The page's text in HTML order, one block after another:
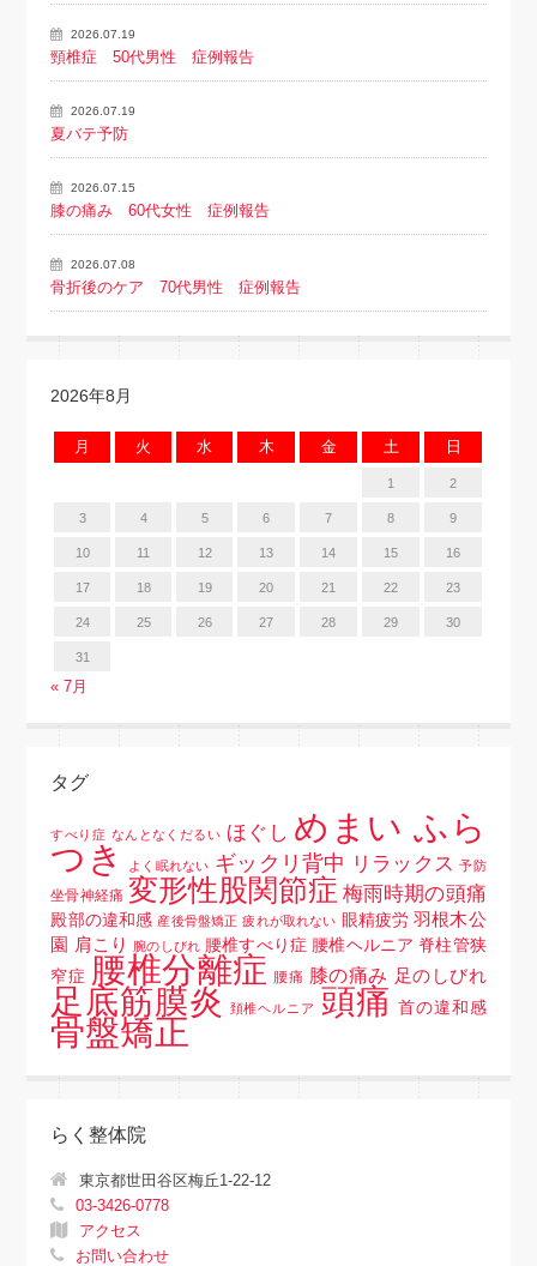
2026.07.19
頸椎症 50代男性 症例報告
2026.07.19
夏バテ予防
2026.07.15
膝の痛み 60代女性 症例報告
2026.07.08
骨折後のケア 70代男性 症例報告
2026年8月
月 火 水 木 金 土 日
1 2
3 4 5 6 7 8 9
10 11 12 13 14 15 16
17 18 19 20 21 22 23
24 25 26 27 28 29 30
31
« 7月
タグ
すべり症 なんとなくだるい ほぐし めまい ふら
つき
よく眠れない ギックリ背中 リラックス 予防
坐骨神経痛 変形性股関節症 梅雨時期の頭痛
殿部の違和感 産後骨盤矯正 疲れが取れない 眼精疲労 羽根木公
園 肩こり 腕のしびれ 腰椎すべり症 腰椎ヘルニア 脊柱管狭
窄症 腰椎分離症 腰痛 膝の痛み 足のしびれ
足底筋膜炎 頚椎ヘルニア 頭痛 首の違和感
骨盤矯正
らく整体院
東京都世田谷区梅丘1-22-12
03-3426-0778
アクセス
お問い合わせ